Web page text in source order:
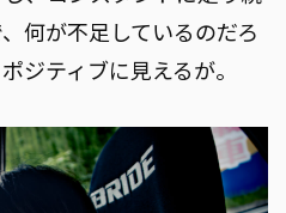
何が不足しているのだろ
ジティブに見えるが。